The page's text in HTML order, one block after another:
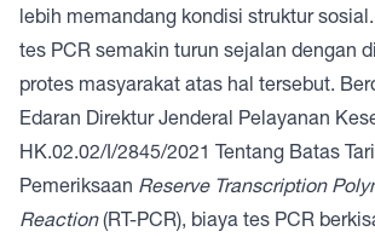
lebih memandang kondisi struktur
tes PCR semakin turun sejalan dengan
protes masyarakat atas hal tersebut.
Edaran Direktur Jenderal Pelayanan
HK.02.02/I/2845/2021 Tentang Batas
Pemeriksaan Reserve Transcription
Reaction(RT-PCR), biaya tes PCR